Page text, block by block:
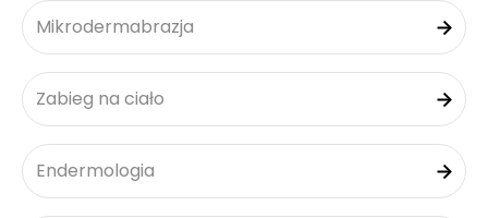
Mikrodermabrazja
Zabieg na ciało
Endermologia